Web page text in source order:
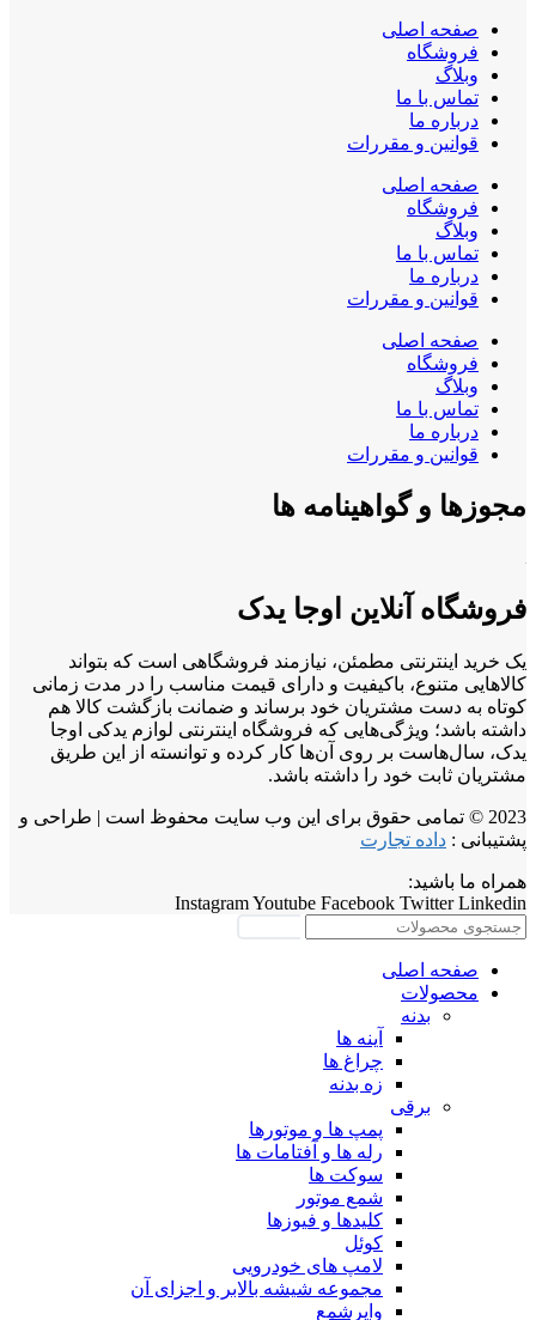
صفحه اصلی
فروشگاه
وبلاگ
تماس با ما
درباره ما
قوانین و مقررات
صفحه اصلی
فروشگاه
وبلاگ
تماس با ما
درباره ما
قوانین و مقررات
صفحه اصلی
فروشگاه
وبلاگ
تماس با ما
درباره ما
قوانین و مقررات
مجوزها و گواهینامه ها
فروشگاه آنلاین اوجا یدک
یک خرید اینترنتی مطمئن، نیازمند فروشگاهی است که بتواند
کالاهایی متنوع، باکیفیت و دارای قیمت مناسب را در مدت زمانی
کوتاه به دست مشتریان خود برساند و ضمانت بازگشت کالا هم
داشته باشد؛ ویژگی‌هایی که فروشگاه اینترنتی لوازم یدکی اوجا
یدک، سال‌هاست بر روی آن‌ها کار کرده و توانسته از این طریق
مشتریان ثابت خود را داشته باشد.
2023 © تمامی حقوق برای این وب سایت محفوظ است | طراحی و
پشتیبانی : داده تجارت
همراه ما باشید:
InstagramYoutube Facebook Twitter Linkedin
صفحه اصلی
محصولات
بدنه
آینه ها
چراغ ها
زه بدنه
برقی
پمپ ها و موتورها
رله ها و آفتامات ها
سوکت ها
شمع موتور
کلیدها و فیوزها
کوئل
لامپ های خودرویی
مجموعه شیشه بالابر و اجزای آن
وایرشمع